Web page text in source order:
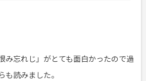
み忘れじ」がとても面白かったので過
読みました。